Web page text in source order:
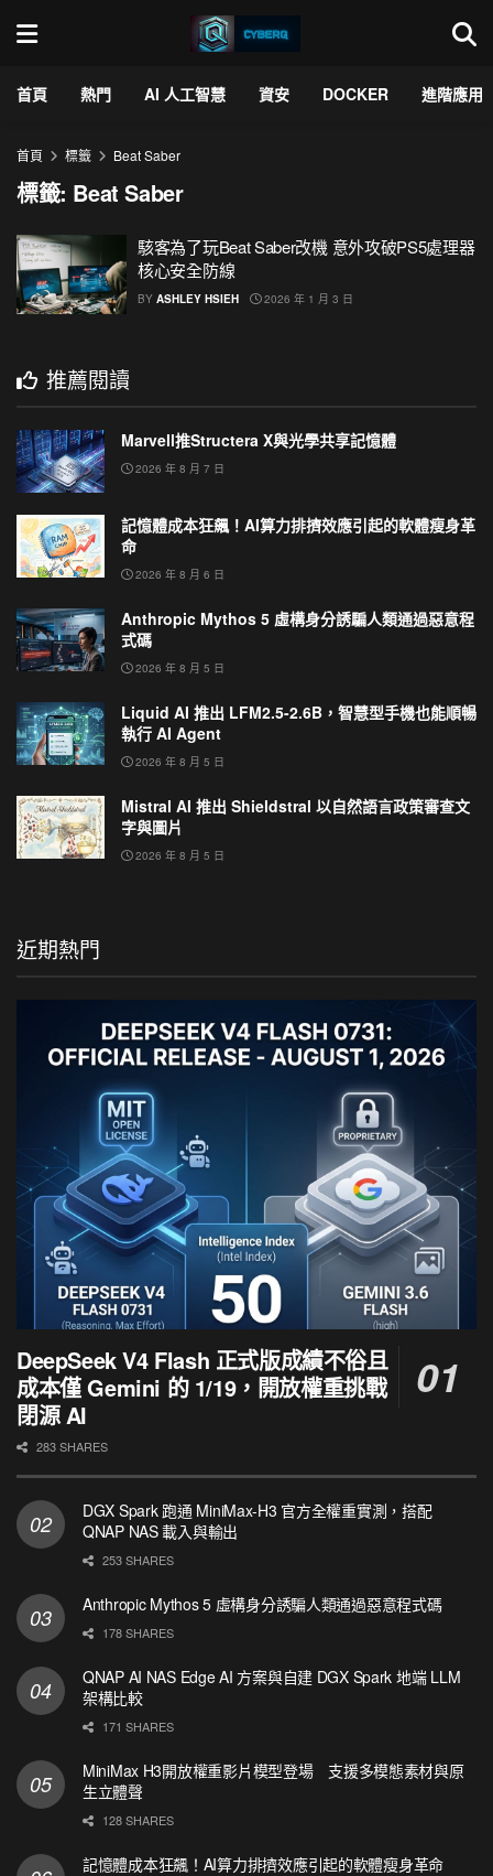
首頁 熱門 AI 人工智慧 資安 DOCKER 進階應用
首頁 標籤 Beat Saber
標籤: Beat Saber
駭客為了玩Beat Saber改機 意外攻破PS5處理器
核心安全防線
BY ASHLEY HSIEH 2026 年 1 月 3 日
推薦閱讀
Marvell推Structera X與光學共享記憶體
2026 年 8 月 7 日
記憶體成本狂飆！AI算力排擠效應引起的軟體瘦身革
命
2026 年 8 月 6 日
Anthropic Mythos 5 虛構身分誘騙人類通過惡意程
式碼
2026 年 8 月 5 日
Liquid AI 推出 LFM2.5-2.6B，智慧型手機也能順暢
執行 AI Agent
2026 年 8 月 5 日
Mistral AI 推出 Shieldstral 以自然語言政策審查文
字與圖片
2026 年 8 月 5 日
近期熱門
DeepSeek V4 Flash 正式版成績不俗且
成本僅 Gemini 的 1/19，開放權重挑戰
閉源 AI
283 SHARES
DGX Spark 跑通 MiniMax-H3 官方全權重實測，搭配
QNAP NAS 載入與輸出
253 SHARES
Anthropic Mythos 5 虛構身分誘騙人類通過惡意程式碼
178 SHARES
QNAP AI NAS Edge AI 方案與自建 DGX Spark 地端 LLM
架構比較
171 SHARES
MiniMax H3開放權重影片模型登場 支援多模態素材與原
生立體聲
128 SHARES
記憶體成本狂飆！AI算力排擠效應引起的軟體瘦身革命